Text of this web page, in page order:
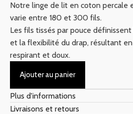
Notre linge de lit en coton percale
varie entre 180 et 300 fils.
Les fils tissés par pouce
et la flexibilité du drap, résultant
respirant et doux.
Ajouter au panier
Plus d'informations
Livraisons et retours